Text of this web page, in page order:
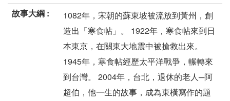
故事大綱 :
1082年，宋朝的蘇東坡被流放到黃州，創
造出「寒食帖」。 1922年，寒食帖來到日
本東京，在關東大地震中被搶救出來。
1945年，寒食帖經歷太平洋戰爭，輾轉來
到台灣。 2004年，台北，退休的老人─阿
超伯，他一生的故事，成為東橫寫作的題